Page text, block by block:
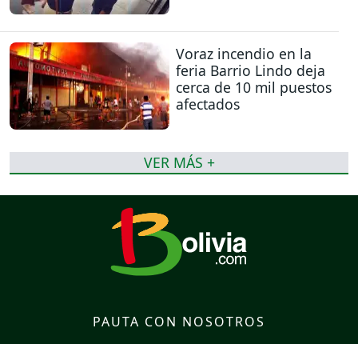
Voraz incendio en la
feria Barrio Lindo deja
cerca de 10 mil puestos
afectados
VER MÁS +
PAUTA CON NOSOTROS